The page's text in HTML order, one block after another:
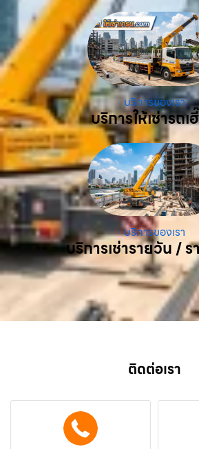
บริการของเรา
บริการให้เช่ารถเ
บริการของเรา
บริการเช่ารายวัน / ร
ติดต่อเรา